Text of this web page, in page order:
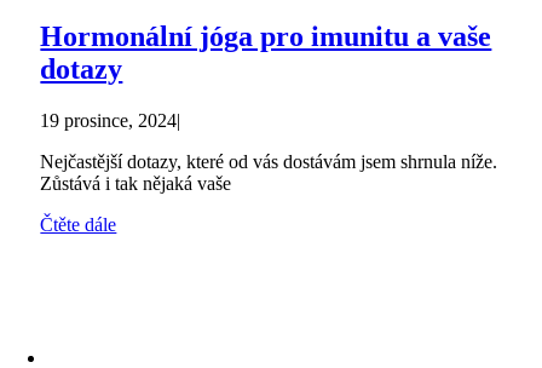
Hormonální jóga pro imunitu a vaše
dotazy
19 prosince, 2024|
Nejčastější dotazy, které od vás dostávám jsem shrnula níže.
Zůstává i tak nějaká vaše
Čtěte dále